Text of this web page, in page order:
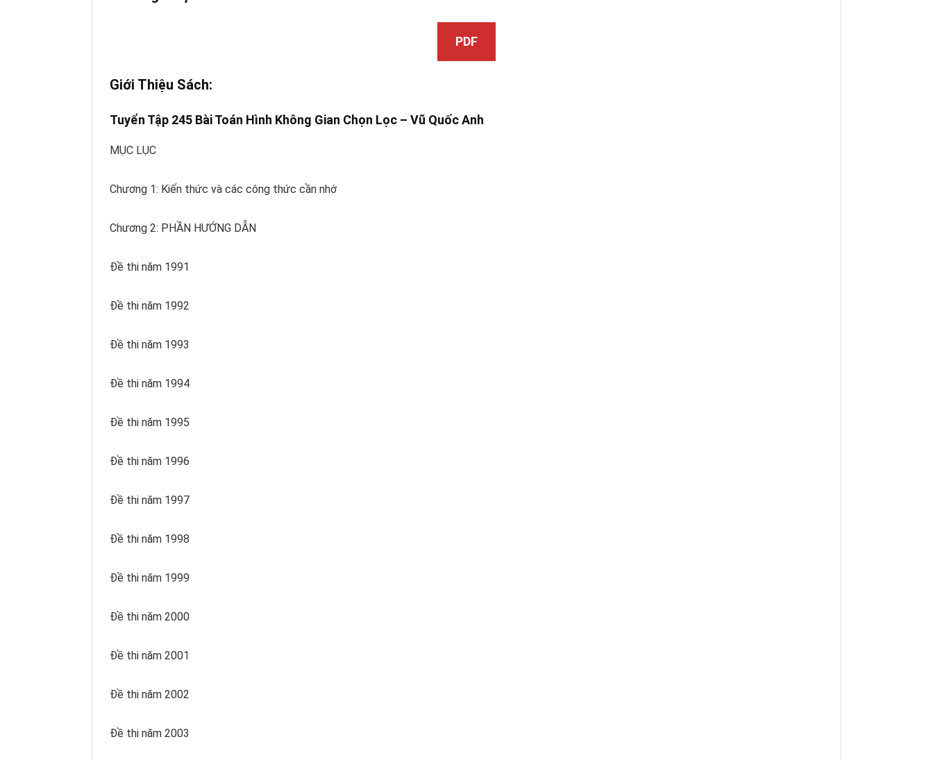
PDF
Giới Thiệu Sách:
Tuyển Tập 245 Bài Toán Hình Không Gian Chọn Lọc – Vũ Quốc Anh
MỤC LỤC
Chương 1: Kiến thức và các công thức cần nhớ
Chương 2: PHẦN HƯỚNG DẪN
Đề thi năm 1991
Đề thi năm 1992
Đề thi năm 1993
Đề thi năm 1994
Đề thi năm 1995
Đề thi năm 1996
Đề thi năm 1997
Đề thi năm 1998
Đề thi năm 1999
Đề thi năm 2000
Đề thi năm 2001
Đề thi năm 2002
Đề thi năm 2003